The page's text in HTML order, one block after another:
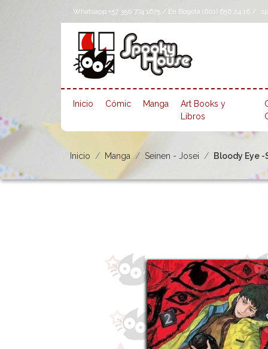
Whatsapp +57 350 774 1675 / En Bogotá (601) 656 24 16 /
Inicio Cómic Manga
Art Books y
Libros
Inicio Manga Seinen - Josei Bloody Eye -